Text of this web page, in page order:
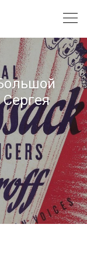
Сергея